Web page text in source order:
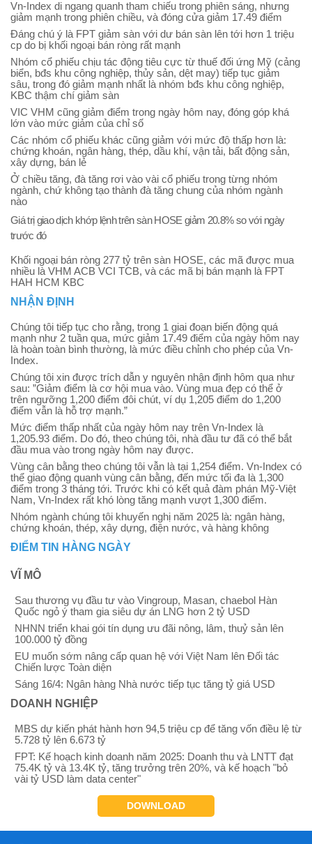
Vn-Index di ngang quanh tham chiếu trong phiên sáng, nhưng
giảm mạnh trong phiên chiều, và đóng cửa giảm 17.49 điểm
Đáng chú ý là FPT giảm sàn với dư bán sàn lên tới hơn 1 triệu
cp do bị khối ngoại bán ròng rất mạnh
Nhóm cổ phiếu chịu tác động tiêu cực từ thuế đối ứng Mỹ (cảng
biển, bđs khu công nghiệp, thủy sản, dệt may) tiếp tục giảm
sâu, trong đó giảm mạnh nhất là nhóm bđs khu công nghiệp,
KBC thậm chí giảm sàn
VIC VHM cũng giảm điểm trong ngày hôm nay, đóng góp khá
lớn vào mức giảm của chỉ số
Các nhóm cổ phiếu khác cũng giảm với mức độ thấp hơn là:
chứng khoán, ngân hàng, thép, dầu khí, vận tải, bất động sản,
xây dựng, bán lẻ
Ở chiều tăng, đà tăng rơi vào vài cổ phiếu trong từng nhóm
ngành, chứ không tạo thành đà tăng chung của nhóm ngành
nào
Giá trị giao dịch khớp lệnh trên sàn HOSE giảm 20.8% so với ngày
trước đó
Khối ngoại bán ròng 277 tỷ trên sàn HOSE, các mã được mua
nhiều là VHM ACB VCI TCB, và các mã bị bán mạnh là FPT
HAH HCM KBC
NHẬN ĐỊNH
Chúng tôi tiếp tục cho rằng, trong 1 giai đoạn biến động quá
mạnh như 2 tuần qua, mức giảm 17.49 điểm của ngày hôm nay
là hoàn toàn bình thường, là mức điều chỉnh cho phép của Vn-
Index.
Chúng tôi xin được trích dẫn y nguyên nhận định hôm qua như
sau: ”Giảm điểm là cơ hội mua vào. Vùng mua đẹp có thể ở
trên ngưỡng 1,200 điểm đôi chút, ví dụ 1,205 điểm do 1,200
điểm vẫn là hỗ trợ mạnh.”
Mức điểm thấp nhất của ngày hôm nay trên Vn-Index là
1,205.93 điểm. Do đó, theo chúng tôi, nhà đầu tư đã có thể bắt
đầu mua vào trong ngày hôm nay được.
Vùng cân bằng theo chúng tôi vẫn là tại 1,254 điểm. Vn-Index có
thể giao động quanh vùng cân bằng, đến mức tối đa là 1,300
điểm trong 3 tháng tới. Trước khi có kết quả đàm phán Mỹ-Việt
Nam, Vn-Index rất khó lòng tăng mạnh vượt 1,300 điểm.
Nhóm ngành chúng tôi khuyến nghị năm 2025 là: ngân hàng,
chứng khoán, thép, xây dựng, điện nước, và hàng không
ĐIỂM TIN HÀNG NGÀY
VĨ MÔ
Sau thương vụ đầu tư vào Vingroup, Masan, chaebol Hàn
Quốc ngỏ ý tham gia siêu dự án LNG hơn 2 tỷ USD
NHNN triển khai gói tín dụng ưu đãi nông, lâm, thuỷ sản lên
100.000 tỷ đồng
EU muốn sớm nâng cấp quan hệ với Việt Nam lên Đối tác
Chiến lược Toàn diện
Sáng 16/4: Ngân hàng Nhà nước tiếp tục tăng tỷ giá USD
DOANH NGHIỆP
MBS dự kiến phát hành hơn 94,5 triệu cp để tăng vốn điều lệ từ
5.728 tỷ lên 6.673 tỷ
FPT: Kế hoạch kinh doanh năm 2025: Doanh thu và LNTT đạt
75.4K tỷ và 13.4K tỷ, tăng trưởng trên 20%, và kế hoạch "bỏ
vài tỷ USD làm data center"
DOWNLOAD